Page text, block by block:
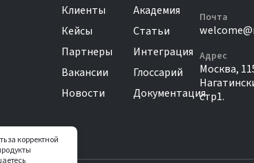
за корректной
Клиенты
Кейсы
Партнеры
Вакансии
Новости
Академия
Статьи
Интеграция
Глоссарий
Документация
Почта
Адрес
Москва,
стр1.